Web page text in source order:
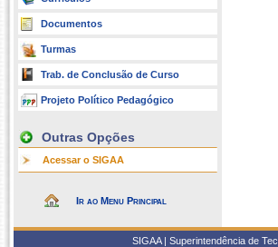
Documentos
Turmas
Trab. de Conclusão de Curso
Projeto Político Pedagógico
Outras Opções
Acessar o SIGAA
Ir ao Menu Principal
SIGAA | Superintendência de